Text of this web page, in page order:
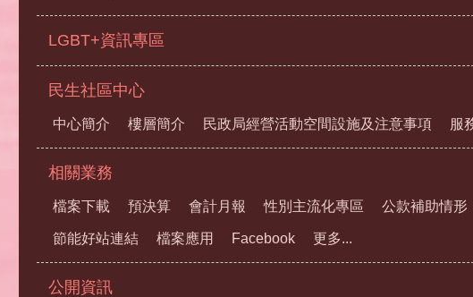
LGBT+資訊專區
民生社區中心
中心簡介 樓層簡介 民政局經營活動空間設施及注意事項 服
相關業務
檔案下載 預決算 會計月報 性別主流化專區 公款補助情形
節能好站連結 檔案應用 Facebook 更多...
公開資訊